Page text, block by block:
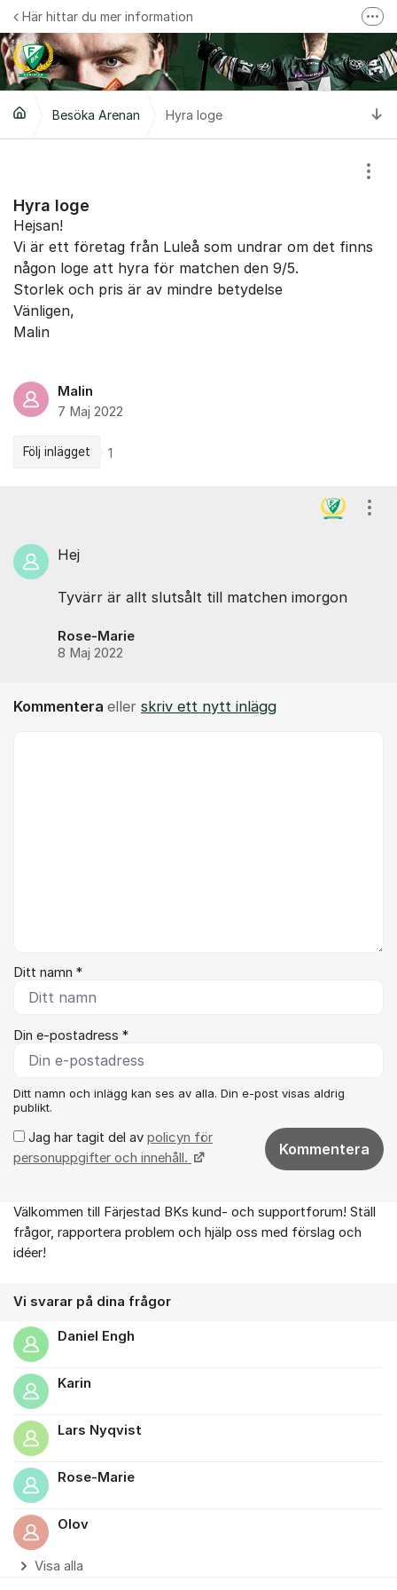
Hoppa till innehåll
Här hittar du mer information
Du hittar mer information på vår websida
Besöka Arenan Hyra loge
Hyra loge
Hejsan!
Vi är ett företag från Luleå som undrar om det finns
någon loge att hyra för matchen den 9/5.
Storlek och pris är av mindre betydelse
Vänligen,
Malin
Malin
7 Maj 2022
Följ inlägget 1
Hej
Tyvärr är allt slutsålt till matchen imorgon
Rose-Marie
8 Maj 2022
Kommentera eller skriv ett nytt inlägg
Ditt namn *
Din e-postadress *
Ditt namn och inlägg kan ses av alla. Din e-post visas aldrig
publikt.
Jag har tagit del av policyn för
personuppgifter och innehåll.
Kommentera
Om forumet
Välkommen till Färjestad BKs kund- och supportforum! Ställ
frågor, rapportera problem och hjälp oss med förslag och
idéer!
Vi svarar på dina frågor
Daniel Engh
Karin
Lars Nyqvist
Rose-Marie
Olov
Visa alla